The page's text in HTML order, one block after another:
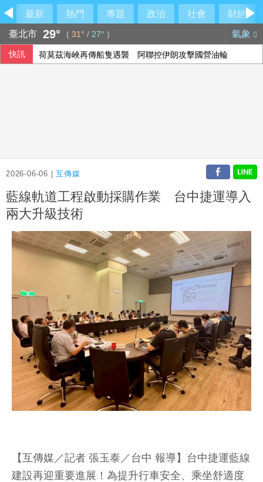
最新 熱門 專題 政治 社會
財經
臺北市 29° ( 31° / 27° ) 氣象
快訊 荷莫茲海峽再傳船隻遇襲 阿聯控伊朗攻擊國營油輪
2026-06-06 |互傳媒
藍線軌道工程啟動採購作業 台中捷運導入
兩大升級技術
【互傳媒／記者 張玉泰／台中 報導】台中捷運藍線
建設再迎重要進展！為提升行車安全、乘坐舒適度